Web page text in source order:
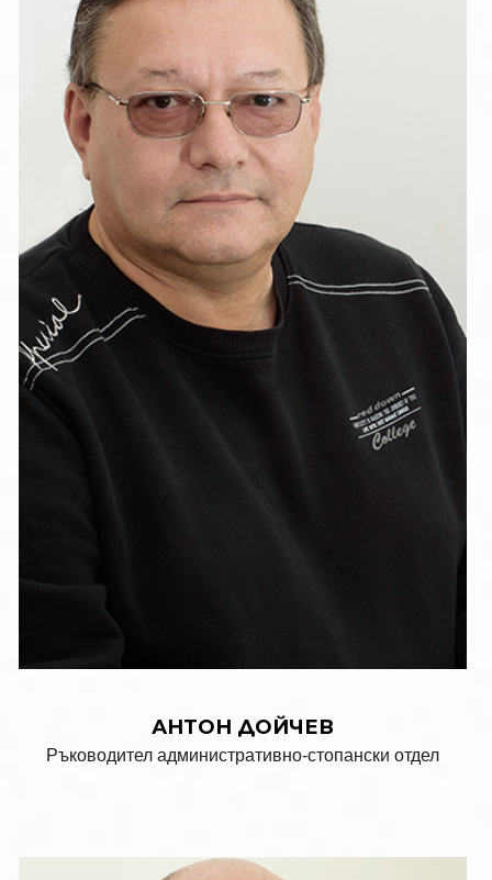
АНТОН ДОЙЧЕВ
Ръководител административно-стопански отдел
АНТОН ДОЙЧЕВ
Ръководител административно-стопански отдел